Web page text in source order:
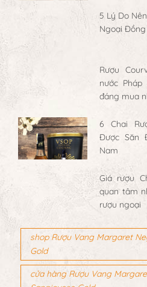
5 Lý Do
Ngoại Đồng
Rượu
nước
đáng mua
6 Chai
Được Săn
Nam
Giá rượu
quan tâm
rượu ngoại
shop Rượu Vang Margaret
Gold
cửa hàng Rượu Vang